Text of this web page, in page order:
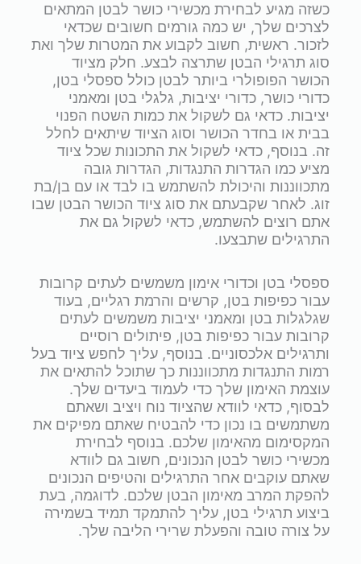
כשזה מגיע לבחירת מכשירי כושר לבטן המתאים
לצרכים שלך, יש כמה גורמים חשובים שכדאי
לזכור. ראשית, חשוב לקבוע את המטרות שלך ואת
סוג תרגילי הבטן שתרצה לבצע. חלק מציוד
הכושר הפופולרי ביותר לבטן כולל ספסלי בטן,
כדורי כושר, כדורי יציבות, גלגלי בטן ומאמני
יציבות. כדאי גם לשקול את כמות השטח הפנוי
בבית או בחדר הכושר וסוג הציוד שיתאים לחלל
זה. בנוסף, כדאי לשקול את התכונות שכל ציוד
מציע כמו הגדרות התנגדות, הגדרות גובה
מתכווננות והיכולת להשתמש בו לבד או עם בן/בת
זוג. לאחר שקבעתם את סוג ציוד הכושר הבטן שבו
אתם רוצים להשתמש, כדאי לשקול גם את
התרגילים שתבצעו.
ספסלי בטן וכדורי אימון משמשים לעתים קרובות
עבור כפיפות בטן, קרשים והרמת רגליים, בעוד
שגלגלות בטן ומאמני יציבות משמשים לעתים
קרובות עבור כפיפות בטן, פיתולים רוסיים
ותרגילים אלכסוניים. בנוסף, עליך לחפש ציוד בעל
רמות התנגדות מתכווננות כך שתוכל להתאים את
עוצמת האימון שלך כדי לעמוד ביעדים שלך.
לבסוף, כדאי לוודא שהציוד נוח ויציב ושאתם
משתמשים בו נכון כדי להבטיח שאתם מפיקים את
המקסימום מהאימון שלכם. בנוסף לבחירת
מכשירי כושר לבטן הנכונים, חשוב גם לוודא
שאתם עוקבים אחר התרגילים והטיפים הנכונים
להפקת המרב מאימון הבטן שלכם. לדוגמה, בעת
ביצוע תרגילי בטן, עליך להתמקד תמיד בשמירה
על צורה טובה והפעלת שרירי הליבה שלך.